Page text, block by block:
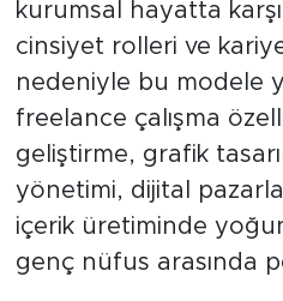
kurumsal hayatta
cinsiyet rolleri ve
nedeniyle bu modele
freelance çalışma
geliştirme, grafik
yönetimi, dijital
içerik üretiminde
genç nüfus arasında